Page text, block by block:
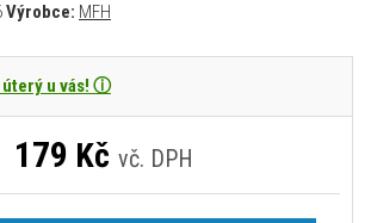
Výrobce: MFH
úterý u vás! ⓘ
179 Kč vč. DPH